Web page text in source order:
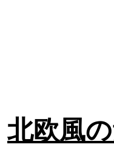
北欧風